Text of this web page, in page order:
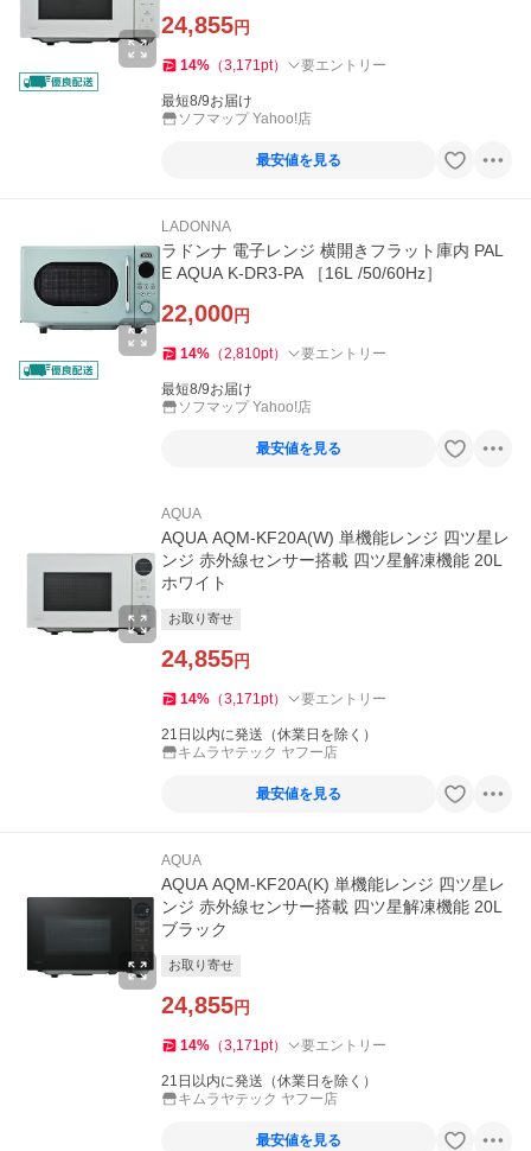
24,855円
14% （3,171pt） 要エントリー
最短8/9お届け
ソフマップ Yahoo!店
最安値を見る
LADONNA
ラドンナ 電子レンジ 横開きフラット庫内 PAL
E AQUA K-DR3-PA ［16L /50/60Hz］
22,000円
14% （2,810pt） 要エントリー
最短8/9お届け
ソフマップ Yahoo!店
最安値を見る
AQUA
AQUA AQM-KF20A(W) 単機能レンジ 四ツ星レ
ンジ 赤外線センサー搭載 四ツ星解凍機能 20L
ホワイト
お取り寄せ
24,855円
14% （3,171pt） 要エントリー
21日以内に発送（休業日を除く）
キムラヤテック ヤフー店
最安値を見る
AQUA
AQUA AQM-KF20A(K) 単機能レンジ 四ツ星レ
ンジ 赤外線センサー搭載 四ツ星解凍機能 20L
ブラック
お取り寄せ
24,855円
14% （3,171pt） 要エントリー
21日以内に発送（休業日を除く）
キムラヤテック ヤフー店
最安値を見る